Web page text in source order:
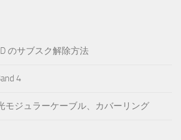
のサブスク解除方法
4
モジュラーケーブル、カバーリング